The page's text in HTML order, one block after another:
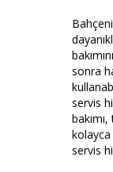
sonra
servis
servis